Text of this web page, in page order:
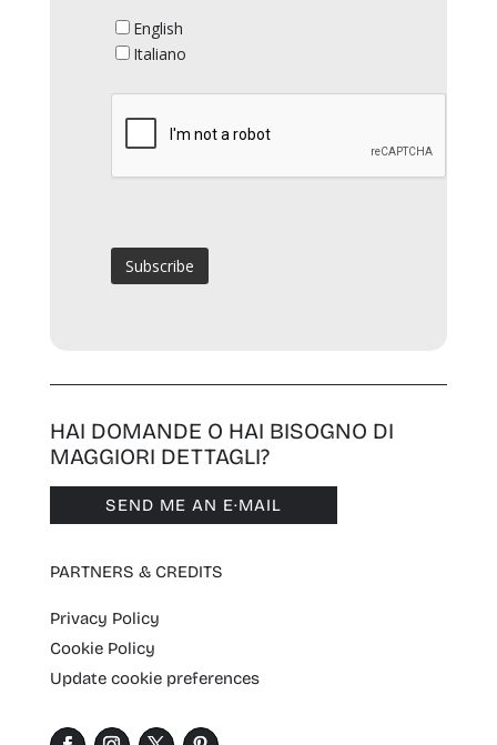
English
Italiano
HAI DOMANDE O HAI BISOGNO DI
MAGGIORI DETTAGLI?
SEND ME AN E·MAIL
PARTNERS & CREDITS
Privacy Policy
Cookie Policy
Update cookie preferences